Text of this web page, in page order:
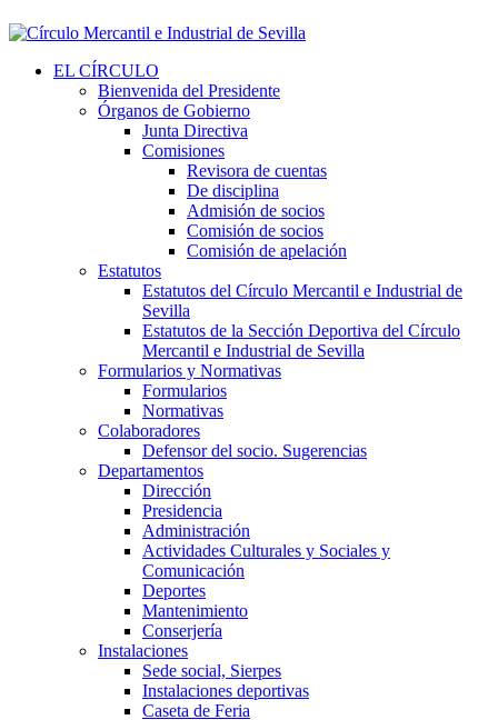
EL CÍRCULO
Bienvenida del Presidente
Órganos de Gobierno
Junta Directiva
Comisiones
Revisora de cuentas
De disciplina
Admisión de socios
Comisión de socios
Comisión de apelación
Estatutos
Estatutos del Círculo Mercantil e Industrial de
Sevilla
Estatutos de la Sección Deportiva del Círculo
Mercantil e Industrial de Sevilla
Formularios y Normativas
Formularios
Normativas
Colaboradores
Defensor del socio. Sugerencias
Departamentos
Dirección
Presidencia
Administración
Actividades Culturales y Sociales y
Comunicación
Deportes
Mantenimiento
Conserjería
Instalaciones
Sede social, Sierpes
Instalaciones deportivas
Caseta de Feria